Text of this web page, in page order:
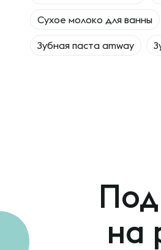
Сухое молоко для ванны
Зубная паста amway
на